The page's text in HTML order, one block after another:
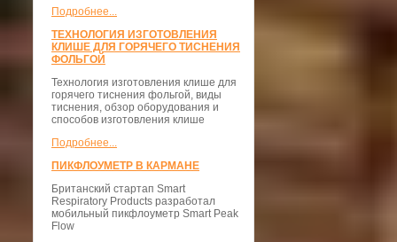
Подробнее...
ТЕХНОЛОГИЯ ИЗГОТОВЛЕНИЯ
КЛИШЕ ДЛЯ ГОРЯЧЕГО ТИСНЕНИЯ
ФОЛЬГОЙ
Технология изготовления клише для
горячего тиснения фольгой, виды
тиснения, обзор оборудования и
способов изготовления клише
Подробнее...
ПИКФЛОУМЕТР В КАРМАНЕ
Британский стартап Smart
Respiratory Products разработал
мобильный пикфлоуметр Smart Peak
Flow